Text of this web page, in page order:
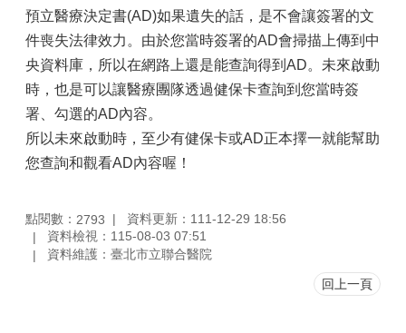
預立醫療決定書(AD)如果遺失的話，是不會讓簽署的文
件喪失法律效力。由於您當時簽署的AD會掃描上傳到中
央資料庫，所以在網路上還是能查詢得到AD。未來啟動
時，也是可以讓醫療團隊透過健保卡查詢到您當時簽
署、勾選的AD內容。
所以未來啟動時，至少有健保卡或AD正本擇一就能幫助
您查詢和觀看AD內容喔！
點閱數： 2793
資料更新：111-12-29 18:56
資料檢視：115-08-03 07:51
資料維護：臺北市立聯合醫院
回上一頁